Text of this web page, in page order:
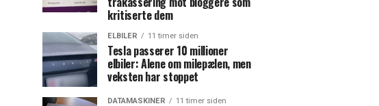
kritiserte dem
ELBILER 11 timer siden
Tesla passerer 10 millioner
elbiler: Alene om milepælen, men
veksten har stoppet
DATAMASKINER 11 timer siden